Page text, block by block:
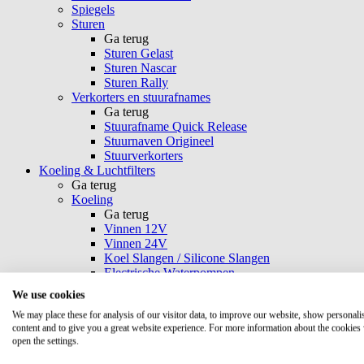
Spiegels
Sturen
Ga terug
Sturen Gelast
Sturen Nascar
Sturen Rally
Verkorters en stuurafnames
Ga terug
Stuurafname Quick Release
Stuurnaven Origineel
Stuurverkorters
Koeling & Luchtfilters
Ga terug
Koeling
Ga terug
Vinnen 12V
Vinnen 24V
Koel Slangen / Silicone Slangen
Electrische Waterpompen
Aluminium Buizen en Bochten
Radiateuren & Koelkappen
We use cookies
We may place these for analysis of our visitor data, to improve our website, show
content and to give you a great website experience. For more information about the cookies
open the settings.